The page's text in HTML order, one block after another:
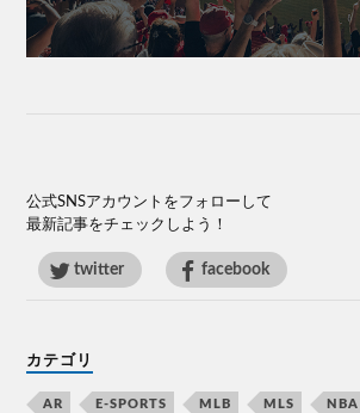
公式SNSアカウントをフォローして
最新記事をチェックしよう！
twitter facebook
カテゴリ
AR E-SPORTS MLB MLS NBA